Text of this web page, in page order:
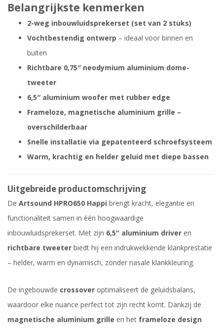
Belangrijkste kenmerken
2-weg inbouwluidsprekerset (set van 2 stuks)
Vochtbestendig ontwerp – ideaal voor binnen en
buiten
Richtbare 0,75″ neodymium aluminium dome-
tweeter
6,5″ aluminium woofer met rubber edge
Frameloze, magnetische aluminium grille –
overschilderbaar
Snelle installatie via gepatenteerd schroefsysteem
Warm, krachtig en helder geluid met diepe bassen
Uitgebreide productomschrijving
De Artsound HPRO650 Happi brengt kracht, elegantie en
functionaliteit samen in één hoogwaardige
inbouwluidsprekerset. Met zijn 6,5" aluminium driver en
richtbare tweeter biedt hij een indrukwekkende klankprestatie
– helder, warm en dynamisch, zonder nasale klankkleuring.
De ingebouwde crossover optimaliseert de geluidsbalans,
waardoor elke nuance perfect tot zijn recht komt. Dankzij de
magnetische aluminium grille en het frameloze design